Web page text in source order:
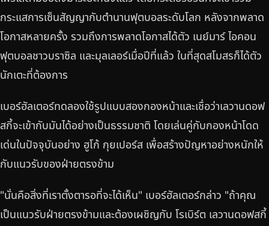
กระแสการเซ็นสัญญากับตำนานฟุตบอลระดับโลก หลังจากพลาด
โอกาสหลายครั้ง รวมถึงการพลาดโอกาสได้ตัว เนย์มาร์ ไอคอน
ฟุตบอลชาวบราซิล และมุลเลอร์เมื่อปีที่แล้ว ในที่สุดสโมสรก็ได้ตัว
นักเตะที่ต้องการ
เบอร์ฮัลเตอร์ทดลองใช้รูปแบบสองกองหน้าและเชื่อว่าเลวานดอฟ
สกี้จะเข้ากับมันได้อย่างเป็นธรรมชาติ โดยเล่นคู่กับกองหน้าโดด
เด่นในปัจจุบันอย่าง ฮูโก้ กุยเปอร์ส เพื่อสร้างปัญหาอย่างหนักให้
กับแนวรับของฝ่ายตรงข้าม
"นั่นคือสิ่งที่เราตั้งตารอที่จะได้เห็น" เบอร์ฮัลเตอร์กล่าว "ถ้าคุณ
เป็นแนวรับฝ่ายตรงข้ามและต้องเผชิญกับ โรเบิร์ต เลวานดอฟสกี้